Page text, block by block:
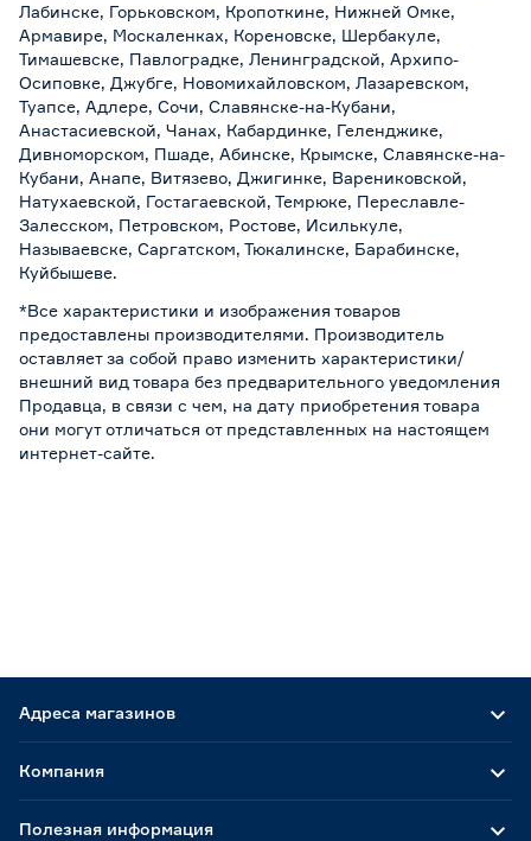
Лабинске, Горьковском, Кропоткине, Нижней Омке,
Армавире, Москаленках, Кореновске, Шербакуле,
Тимашевске, Павлоградке, Ленинградской, Архипо-
Осиповке, Джубге, Новомихайловском, Лазаревском,
Туапсе, Адлере, Сочи, Славянске-на-Кубани,
Анастасиевской, Чанах, Кабардинке, Геленджике,
Дивноморском, Пшаде, Абинске, Крымске, Славянске-на-
Кубани, Анапе, Витязево, Джигинке, Варениковской,
Натухаевской, Гостагаевской, Темрюке, Переславле-
Залесском, Петровском, Ростове, Исилькуле,
Называевске, Саргатском, Тюкалинске, Барабинске,
Куйбышеве.
*Все характеристики и изображения товаров
предоставлены производителями. Производитель
оставляет за собой право изменить характеристики/
внешний вид товара без предварительного уведомления
Продавца, в связи с чем, на дату приобретения товара
они могут отличаться от представленных на настоящем
интернет-сайте.
Адреса магазинов
Компания
Полезная информация